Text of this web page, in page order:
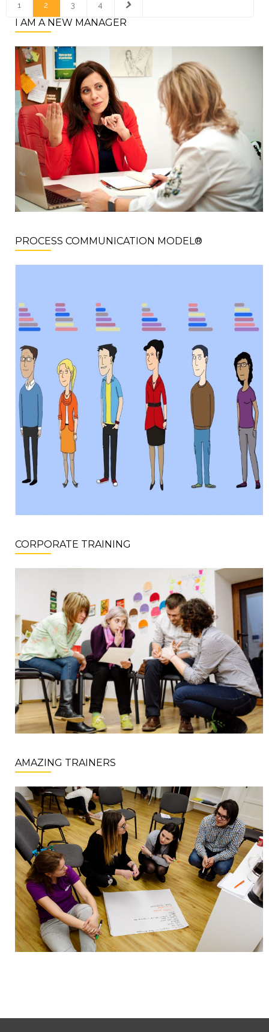
1 2 3 4
I AM A NEW MANAGER
PROCESS COMMUNICATION MODEL®
CORPORATE TRAINING
AMAZING TRAINERS